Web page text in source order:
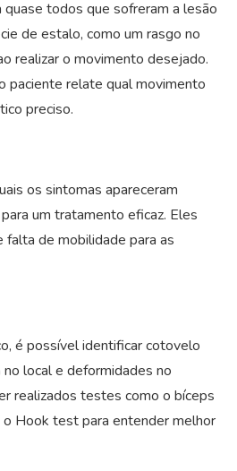
todos que sofreram a lesão
de estalo, como um rasgo no
realizar o movimento desejado.
paciente relate qual movimento
preciso.
os sintomas apareceram
um tratamento eficaz. Eles
falta de mobilidade para as
é possível identificar cotovelo
local e deformidades no
realizados testes como o bíceps
Hook test para entender melhor